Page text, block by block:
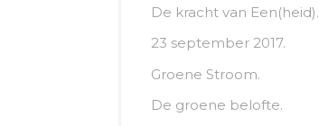
De kracht van Een(heid).
23 september 2017.
Groene Stroom.
De groene belofte.